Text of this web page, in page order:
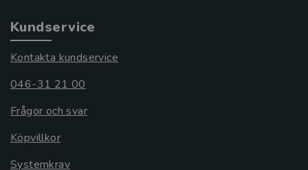
Kundservice
Kontakta kundservice
046-31 21 00
Frågor och svar
Köpvillkor
Systemkrav